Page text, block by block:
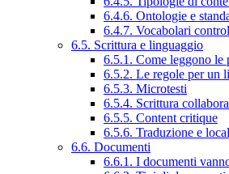
6.4.6. Ontologie e
6.4.7. Vocabolari
6.5. Scrittura e linguaggio
6.5.1. Come leggono le
6.5.2. Le regole per un
6.5.3. Microtesti
6.5.4. Scrittura
6.5.5. Content critique
6.5.6. Traduzione e
6.6. Documenti
6.6.1. I documenti